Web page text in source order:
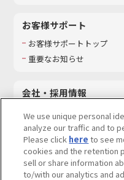
お客様サポート
お客様サポートトップ
重要なお知らせ
会社・採用情報
採用情報
サステナビリティ
お問い合わせ
We use unique personal
analyze our traffic and to
Please click here to see
cookies and the retention
sell or share information
to/with our analytics and